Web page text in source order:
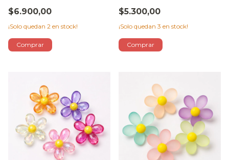
$6.900,00
¡Solo quedan 2 en stock!
$5.300,00
¡Solo quedan 3 en stock!